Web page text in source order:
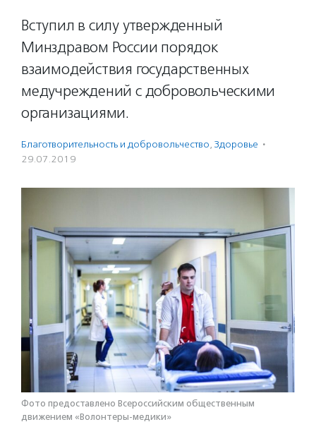
Вступил в силу утвержденный
Минздравом России порядок
взаимодействия государственных
медучреждений с добровольческими
организациями.
Благотвори­тель­ность и доброволь­чест­во, Здоровье ·
29.07.2019
Фото предоставлено Всероссийским общественным
движением «Волонтеры-медики»